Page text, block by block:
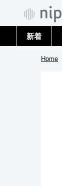
新着
Home